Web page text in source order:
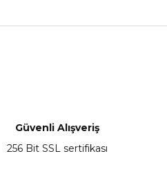
Güvenli Alışveriş
256 Bit SSL sertifikası